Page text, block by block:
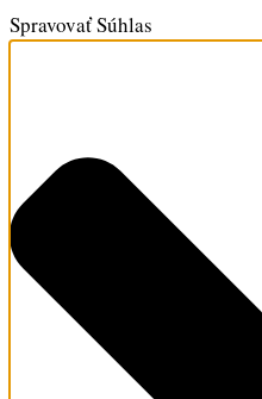
Spravovať Súhlas